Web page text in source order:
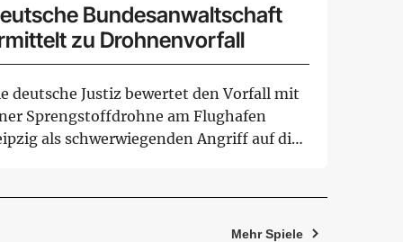
Bundesanwaltschaft
zu Drohnenvorfall
deutsche Justiz bewertet den Vorfall mit
Sprengstoffdrohne am Flughafen
als schwerwiegenden Angriff auf die
Mehr Spiele